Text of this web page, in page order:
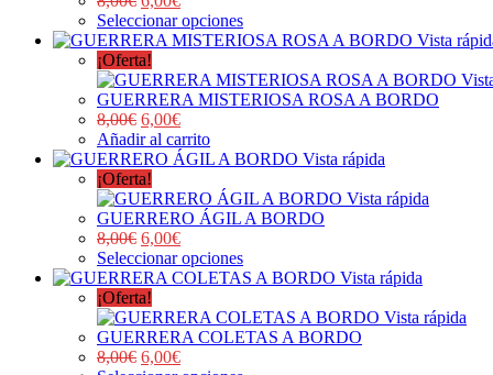
Seleccionar opciones
Vista
¡Oferta!
GUERRERA MISTERIOSA ROSA A BORDO
8,00€ 6,00€
Añadir al carrito
Vista rápida
¡Oferta!
Vista rápida
GUERRERO ÁGIL A BORDO
8,00€ 6,00€
Seleccionar opciones
Vista rápida
¡Oferta!
Vista rápida
GUERRERA COLETAS A BORDO
8,00€ 6,00€